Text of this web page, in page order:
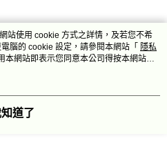
站使用 cookie 方式之詳情，及若您不希
腦的 cookie 設定，請參閱本網站「 隱私
本網站即表示您同意本公司得按本網站使
道了